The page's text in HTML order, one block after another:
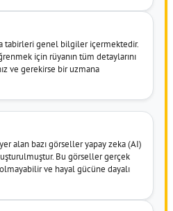
tabirleri genel bilgiler içermektedir.
için rüyanın tüm detaylarını
ve gerekirse bir uzmana
alan bazı görseller yapay zeka (AI)
Bu görseller gerçek
ve hayal gücüne dayalı